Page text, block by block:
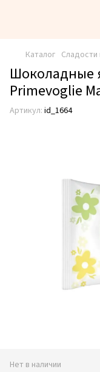
Каталог
Шоколадные
Primevoglie
Артикул: id_1664
Нет в наличии